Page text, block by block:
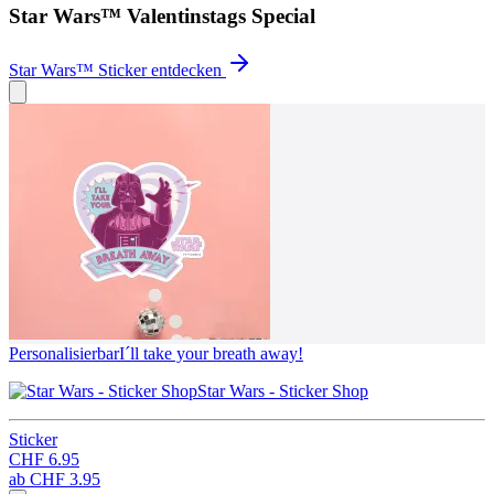
Star Wars™ Valentinstags Special
Star Wars™ Sticker entdecken
PersonalisierbarI´ll take your breath away!
Star Wars - Sticker Shop
Sticker
CHF 6.95
ab CHF 3.95